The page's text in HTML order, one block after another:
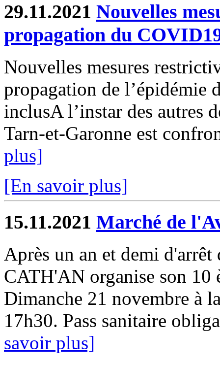
29.11.2021 Nouvelles
propagation du
Nouvelles mesures
propagation de
inclusA l’instar des autres
Tarn-et-Garonne est
plus]
[En savoir plus]
15.11.2021 Marché de
Après un an et demi
CATH'AN organise son 10
Dimanche 21 novembre à
17h30. Pass sanitaire
savoir plus]